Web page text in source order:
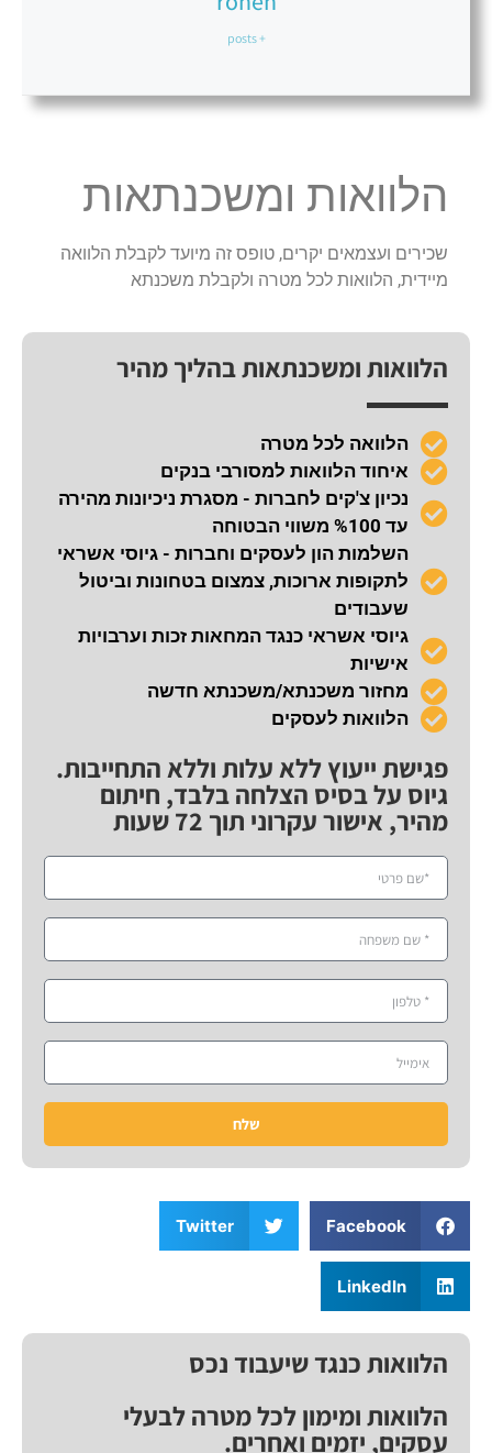
+ posts
הלוואות ומשכנתאות
שכירים ועצמאים יקרים, טופס זה מיועד לקבלת הלוואה
מיידית, הלוואות לכל מטרה ולקבלת משכנתא
הלוואות ומשכנתאות בהליך מהיר
הלוואה לכל מטרה
איחוד הלוואות למסורבי בנקים
נכיון צ'קים לחברות - מסגרת ניכיונות מהירה
עד %100 משווי הבטוחה
השלמות הון לעסקים וחברות - גיוסי אשראי
לתקופות ארוכות, צמצום בטחונות וביטול
שעבודים
גיוסי אשראי כנגד המחאות זכות וערבויות
אישיות
מחזור משכנתא/משכנתא חדשה
הלוואות לעסקים
פגישת ייעוץ ללא עלות וללא התחייבות.
גיוס על בסיס הצלחה בלבד, חיתום
מהיר, אישור עקרוני תוך 72 שעות
שלח
Facebook
Twitter
LinkedIn
הלוואות כנגד שיעבוד נכס
הלוואות ומימון לכל מטרה לבעלי
עסקים, יזמים ואחרים.